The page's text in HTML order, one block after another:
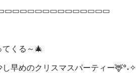
くる～🎄
早めのクリスマスパーティー🦌°˖✧